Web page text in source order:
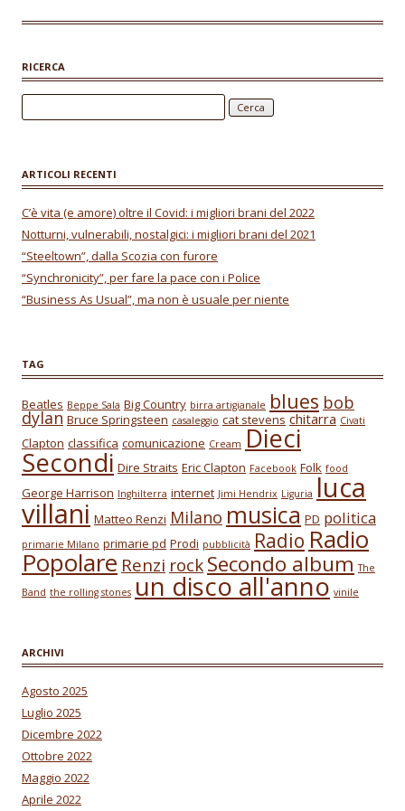
e
o
o
k
at
A
p
p
ai
RICERCA
ARTICOLI RECENTI
C’è vita (e amore) oltre il Covid: i migliori brani del 2022
Notturni, vulnerabili, nostalgici: i migliori brani del 2021
“Steeltown”, dalla Scozia con furore
“Synchronicity”, per fare la pace con i Police
“Business As Usual”, ma non è usuale per niente
TAG
Beatles Beppe Sala Big Country birra artigianale blues bob
dylan Bruce Springsteen casaleggio cat stevens chitarra Civati
Clapton classifica comunicazione Cream Dieci
Secondi Dire Straits Eric Clapton Facebook Folk food
George Harrison Inghilterra internet Jimi Hendrix Liguria luca
villani Matteo Renzi Milano musica PD politica
primarie Milano primarie pd Prodi pubblicità Radio Radio
Popolare Renzi rockSecondo album The
Band the rolling stones un disco all'anno vinile
ARCHIVI
Agosto 2025
Luglio 2025
Dicembre 2022
Ottobre 2022
Maggio 2022
Aprile 2022